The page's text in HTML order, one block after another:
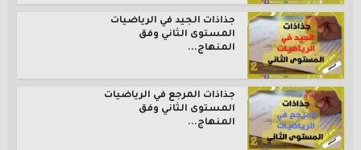
جذاذات الجيد في الرياضيات
المستوى الثاني وفق
المنهاج...
جذاذات المرجع في الرياضيات
المستوى الثاني وفق
المنهاج...